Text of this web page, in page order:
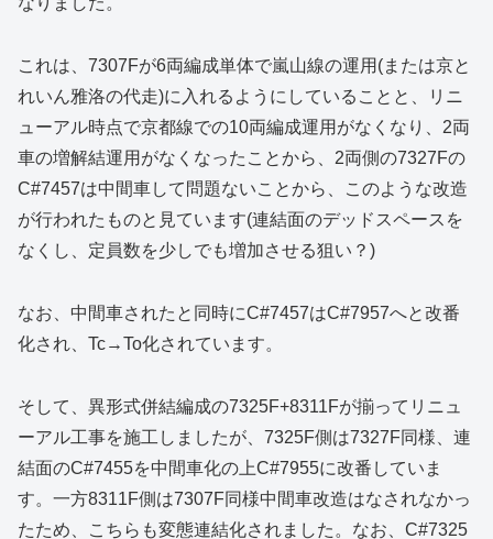
これは、7307Fが6両編成単体で嵐山線の運用(または京と
れいん雅洛の代走)に入れるようにしていることと、リニ
ューアル時点で京都線での10両編成運用がなくなり、2両
車の増解結運用がなくなったことから、2両側の7327Fの
C#7457は中間車して問題ないことから、このような改造
が行われたものと見ています(連結面のデッドスペースを
なくし、定員数を少しでも増加させる狙い？)
なお、中間車されたと同時にC#7457はC#7957へと改番
化され、Tc→To化されています。
そして、異形式併結編成の7325F+8311Fが揃ってリニュ
ーアル工事を施工しましたが、7325F側は7327F同様、連
結面のC#7455を中間車化の上C#7955に改番していま
す。一方8311F側は7307F同様中間車改造はなされなかっ
たため、こちらも変態連結化されました。なお、C#7325